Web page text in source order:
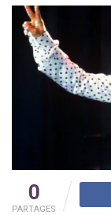
0
PARTAGES